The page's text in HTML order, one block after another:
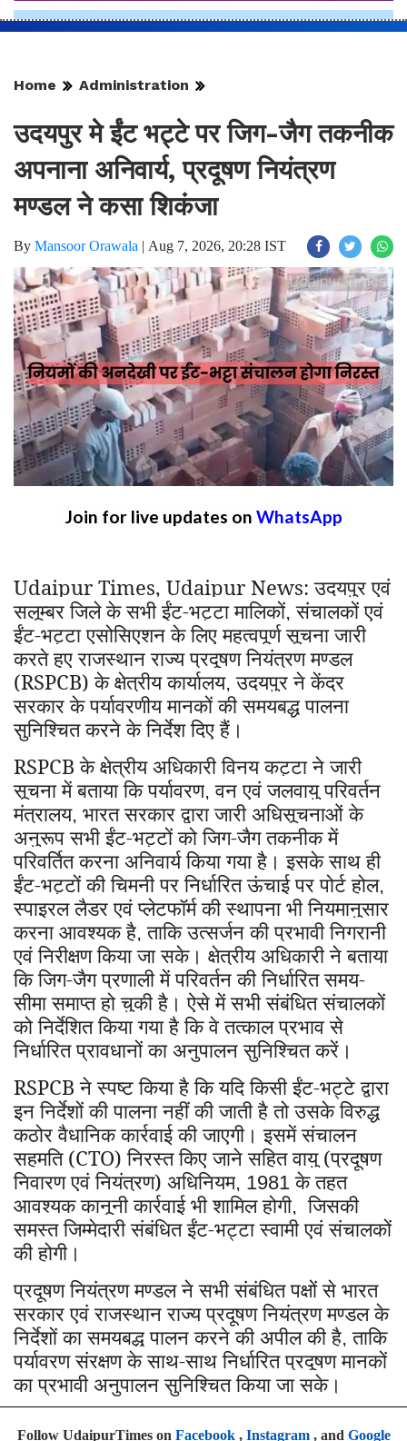
Home Administration
उदयपुर मे ईंट भट्टे पर जिग-जैग तकनीक
अपनाना अनिवार्य, प्रदूषण नियंत्रण
मण्डल ने कसा शिकंजा
By Mansoor Orawala | Aug 7, 2026, 20:28 IST
Join for live updates on WhatsApp
Udaipur Times, Udaipur News:उदयपुर एवं
सलूम्बर जिले के सभी ईंट-भट्टा मालिकों,संचालकों एवं
ईंट-भट्टा एसोसिएशन के लिए महत्वपूर्ण सूचना जारी
करते हुए राजस्थान राज्य प्रदूषण नियंत्रण मण्डल
(RSPCB) के क्षेत्रीय कार्यालय,उदयपुर ने केंद्र
सरकार के पर्यावरणीय मानकों की समयबद्ध पालना
सुनिश्चित करने के निर्देश दिए हैं।
RSPCB के क्षेत्रीय अधिकारी विनय कट्टा ने जारी
सूचना में बताया कि पर्यावरण,वन एवं जलवायु परिवर्तन
मंत्रालय, भारत सरकार द्वारा जारी अधिसूचनाओं के
अनुरूप सभी ईंट-भट्टों को जिग-जैग तकनीक में
परिवर्तित करना अनिवार्य किया गया है। इसके साथ ही
ईंट-भट्टों की चिमनी पर निर्धारित ऊंचाई पर पोर्ट होल,
स्पाइरल लैडर एवं प्लेटफॉर्म की स्थापना भी नियमानुसार
करना आवश्यक है,ताकि उत्सर्जन की प्रभावी निगरानी
एवं निरीक्षण किया जा सके। क्षेत्रीय अधिकारी ने बताया
कि जिग-जैग प्रणाली में परिवर्तन की निर्धारित समय-
सीमा समाप्त हो चुकी है। ऐसे में सभी संबंधित संचालकों
को निर्देशित किया गया है कि वे तत्काल प्रभाव से
निर्धारित प्रावधानों का अनुपालन सुनिश्चित करें।
RSPCB ने स्पष्ट किया है कि यदि किसी ईंट-भट्टे द्वारा
इन निर्देशों की पालना नहीं की जाती है तो उसके विरुद्ध
कठोर वैधानिक कार्रवाई की जाएगी। इसमें संचालन
सहमति (CTO) निरस्त किए जाने सहित वायु (प्रदूषण
निवारण एवं नियंत्रण) अधिनियम, 1981के तहत
आवश्यक कानूनी कार्रवाई भी शामिल होगी,जिसकी
समस्त जिम्मेदारी संबंधित ईंट-भट्टा स्वामी एवं संचालकों
की होगी।
प्रदूषण नियंत्रण मण्डल ने सभी संबंधित पक्षों से भारत
सरकार एवं राजस्थान राज्य प्रदूषण नियंत्रण मण्डल के
निर्देशों का समयबद्ध पालन करने की अपील की है,ताकि
पर्यावरण संरक्षण के साथ-साथ निर्धारित प्रदूषण मानकों
का प्रभावी अनुपालन सुनिश्चित किया जा सके।
Follow UdaipurTimes on Facebook, Instagram, and Google